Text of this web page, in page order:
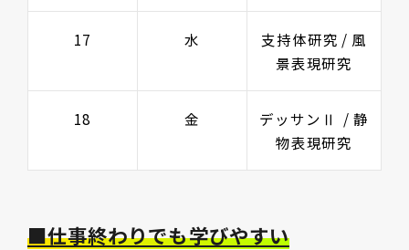
17 水
支持体研究 / 風
景表現研究
18 金
デッサンⅡ / 静
物表現研究
■仕事終わりでも学びやすい